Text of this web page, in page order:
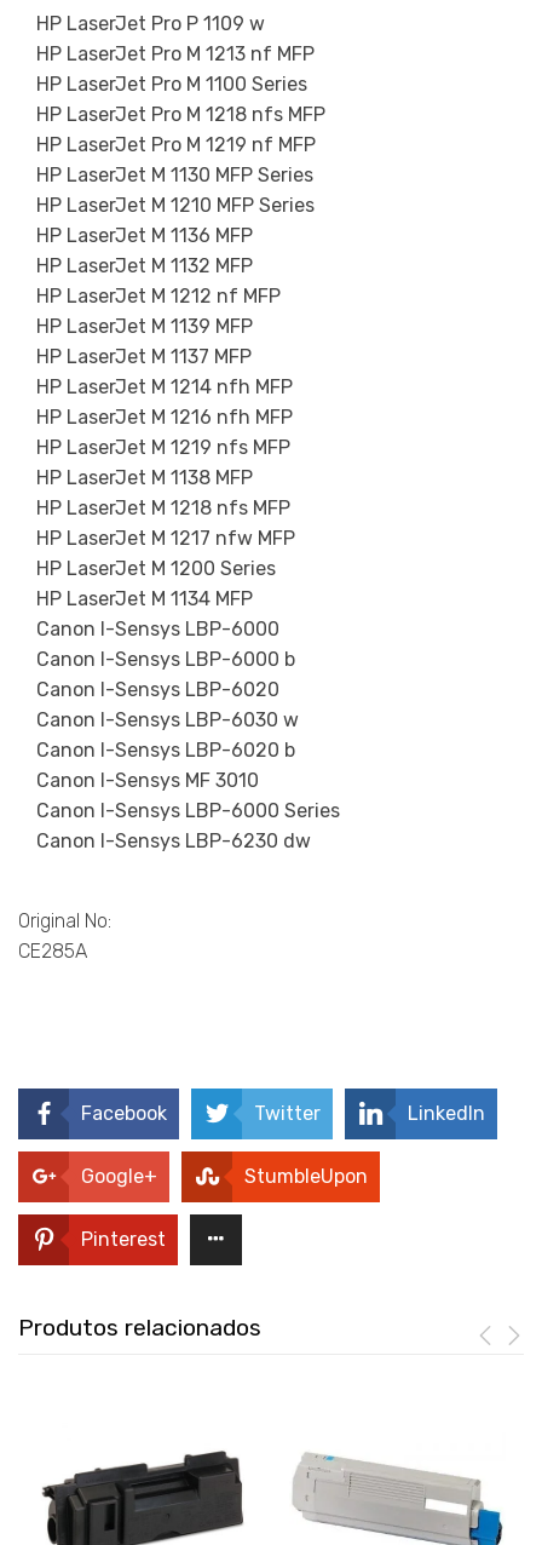
HP LaserJet Pro P 1109 w
HP LaserJet Pro M 1213 nf MFP
HP LaserJet Pro M 1100 Series
HP LaserJet Pro M 1218 nfs MFP
HP LaserJet Pro M 1219 nf MFP
HP LaserJet M 1130 MFP Series
HP LaserJet M 1210 MFP Series
HP LaserJet M 1136 MFP
HP LaserJet M 1132 MFP
HP LaserJet M 1212 nf MFP
HP LaserJet M 1139 MFP
HP LaserJet M 1137 MFP
HP LaserJet M 1214 nfh MFP
HP LaserJet M 1216 nfh MFP
HP LaserJet M 1219 nfs MFP
HP LaserJet M 1138 MFP
HP LaserJet M 1218 nfs MFP
HP LaserJet M 1217 nfw MFP
HP LaserJet M 1200 Series
HP LaserJet M 1134 MFP
Canon I-Sensys LBP-6000
Canon I-Sensys LBP-6000 b
Canon I-Sensys LBP-6020
Canon I-Sensys LBP-6030 w
Canon I-Sensys LBP-6020 b
Canon I-Sensys MF 3010
Canon I-Sensys LBP-6000 Series
Canon I-Sensys LBP-6230 dw
Original No:
CE285A
Facebook Twitter LinkedIn
Google+ StumbleUpon
Pinterest
Produtos relacionados